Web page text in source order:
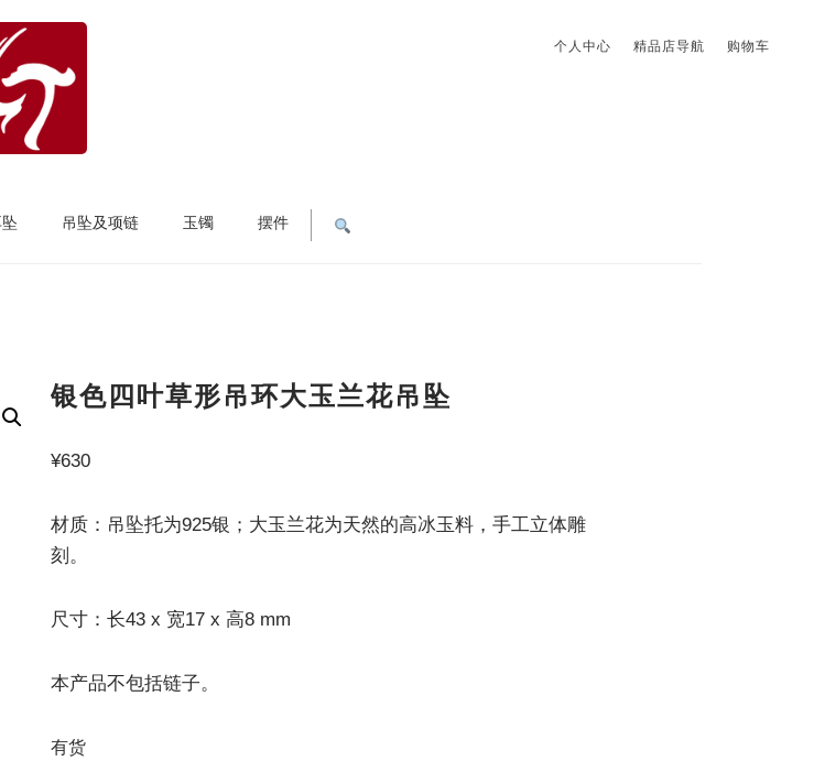
个人中心 精品店导航 购物车
吊坠及项链 玉镯 摆件
银色四叶草形吊环大玉兰花吊坠
¥630
材质：吊坠托为925银；大玉兰花为天然的高冰玉料，手工立体雕
刻。
尺寸：长43 x 宽17 x 高8 mm
本产品不包括链子。
有货